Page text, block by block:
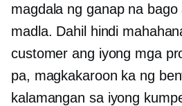
magdala ng ganap na
madla. Dahil hindi
customer ang iyong mga
pa, magkakaroon ka ng
kalamangan sa iyong